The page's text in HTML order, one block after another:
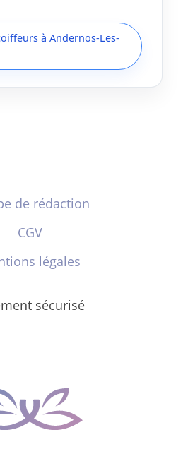
à Andernos-Les-
de rédaction
CGV
légales
sécurisé